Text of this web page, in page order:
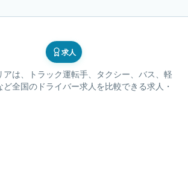
求人
アは、トラック運転手、タクシー、バス、軽
全国のドライバー求人を比較できる求人・